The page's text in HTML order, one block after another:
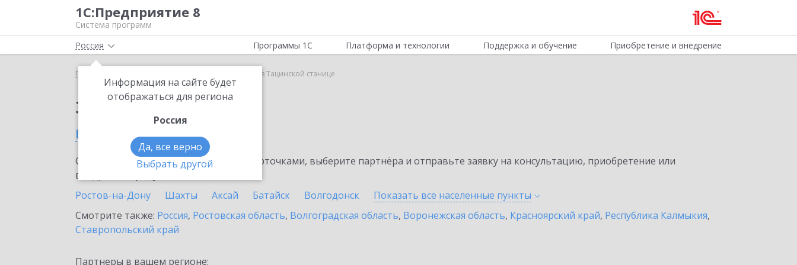
1С:Предприятие 8
Система программ
Россия
Информация на сайте будет
отображаться для региона
Россия
Да, все верно
Выбрать другой
Программы 1С Платформа и технологии Поддержка и обучение Приобретение и внедрение
Главная 1С:Кредит в Тацинской станице
Заказать 1С:Кредит
в Тацинской станице
Ознакомьтесь с информационными карточками, выберите партнёра и отправьте заявку на консультацию, приобретение или
внедрение продукта.
Ростов-на-Дону
Шахты Аксай Батайск Волгодонск Показать все населенные пункты
Смотрите также: Россия, Ростовская область, Волгоградская область, Воронежская область, Красноярский край, Республика Калмыкия,
Ставропольский край
Партнеры в вашем регионе: